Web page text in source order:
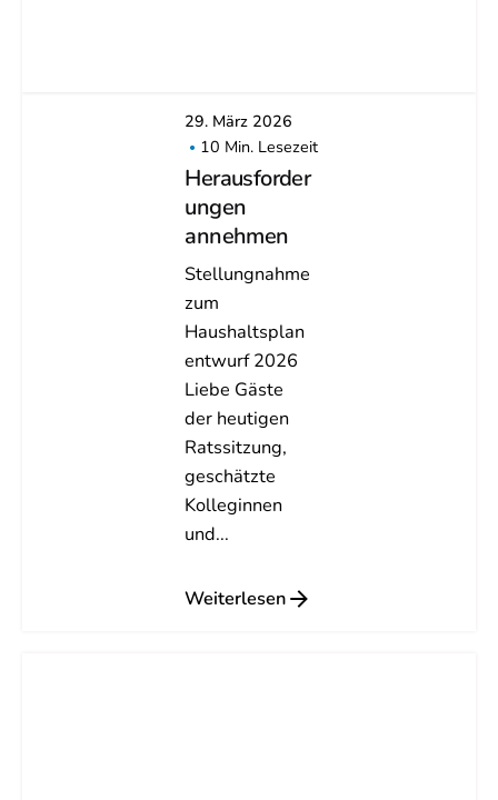
29. März 2026
10 Min. Lesezeit
Herausforder
ungen
annehmen
Stellungnahme
zum
Haushaltsplan
entwurf 2026
Liebe Gäste
der heutigen
Ratssitzung,
geschätzte
Kolleginnen
und...
Weiterlesen